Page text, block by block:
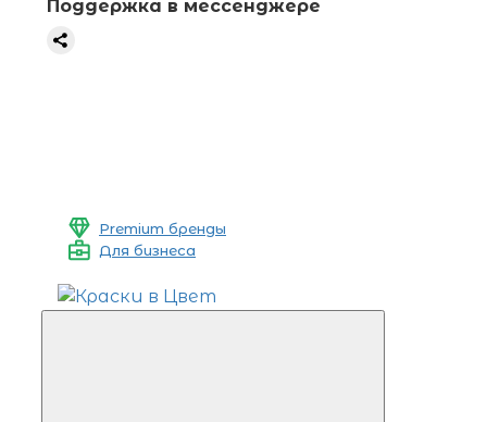
Поддержка в мессенджере
Premium бренды
Для бизнеса